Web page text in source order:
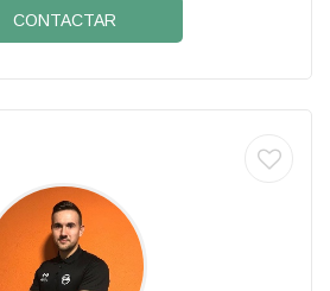
CONTACTAR